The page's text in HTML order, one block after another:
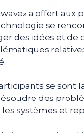
a offert
se
des idées et
se sont
des
systèmes et